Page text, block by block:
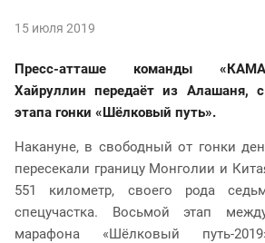
15 июля 2019
Пресс-атташе команды
Хайруллин передаёт из Алашаня,
этапа гонки «Шёлковый путь».
Накануне, в свободный от гонки
пересекали границу Монголии и
551 километр, своего рода
спецучастка. Восьмой этап
марафона «Шёлковый путь-